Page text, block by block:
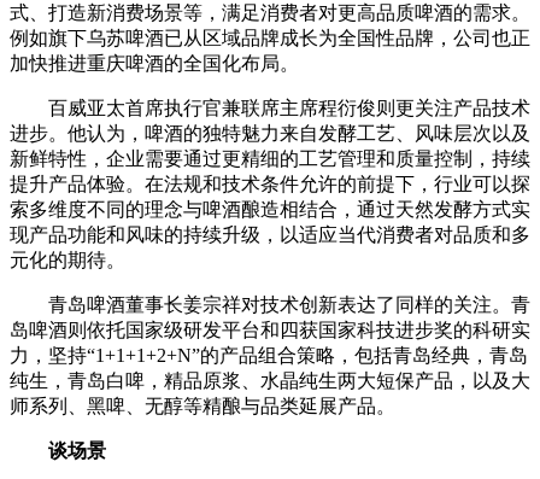
式、打造新消费场景等，满足消费者对更高品质啤酒的需求。
例如旗下乌苏啤酒已从区域品牌成长为全国性品牌，公司也正
加快推进重庆啤酒的全国化布局。
百威亚太首席执行官兼联席主席程衍俊则更关注产品技术
进步。他认为，啤酒的独特魅力来自发酵工艺、风味层次以及
新鲜特性，企业需要通过更精细的工艺管理和质量控制，持续
提升产品体验。在法规和技术条件允许的前提下，行业可以探
索多维度不同的理念与啤酒酿造相结合，通过天然发酵方式实
现产品功能和风味的持续升级，以适应当代消费者对品质和多
元化的期待。
青岛啤酒董事长姜宗祥对技术创新表达了同样的关注。青
岛啤酒则依托国家级研发平台和四获国家科技进步奖的科研实
力，坚持“1+1+1+2+N”的产品组合策略，包括青岛经典，青岛
纯生，青岛白啤，精品原浆、水晶纯生两大短保产品，以及大
师系列、黑啤、无醇等精酿与品类延展产品。
谈场景